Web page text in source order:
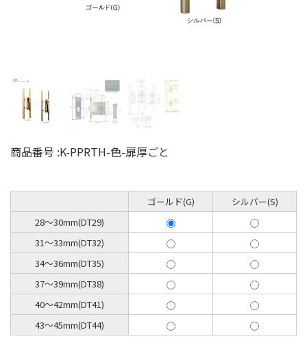
商品番号 :K-PPRTH-色-扉厚ごと
ゴールド(G)
シルバー(S)
28〜30mm(DT29)
31〜33mm(DT32)
34〜36mm(DT35)
37〜39mm(DT38)
40〜42mm(DT41)
43〜45mm(DT44)